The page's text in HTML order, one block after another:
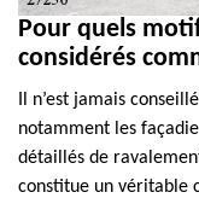
Pour quels
considérés
Il n’est jamais
notamment les
détaillés de
constitue un véritable